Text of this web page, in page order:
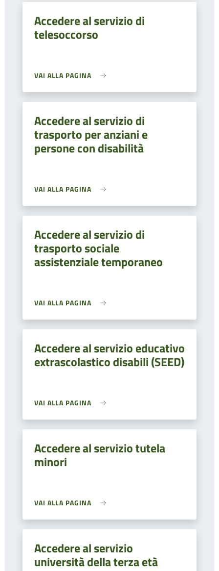
Accedere al servizio di
telesoccorso
VAI ALLA PAGINA
Accedere al servizio di
trasporto per anziani e
persone con disabilità
VAI ALLA PAGINA
Accedere al servizio di
trasporto sociale
assistenziale temporaneo
VAI ALLA PAGINA
Accedere al servizio educativo
extrascolastico disabili (SEED)
VAI ALLA PAGINA
Accedere al servizio tutela
minori
VAI ALLA PAGINA
Accedere al servizio
università della terza età